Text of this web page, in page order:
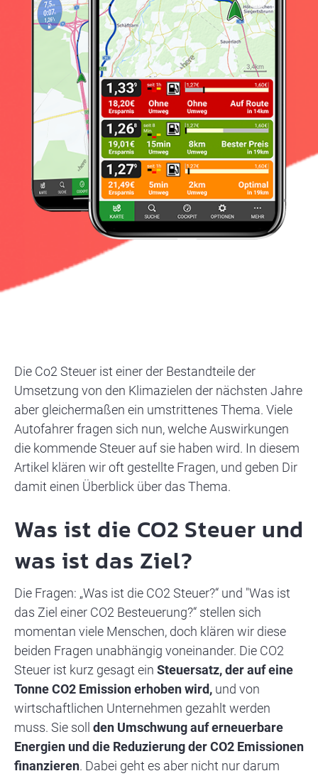
Die Co2 Steuer ist einer der Bestandteile der
Umsetzung von den Klimazielen der nächsten Jahre
aber gleichermaßen ein umstrittenes Thema. Viele
Autofahrer fragen sich nun, welche Auswirkungen
die kommende Steuer auf sie haben wird. In diesem
Artikel klären wir oft gestellte Fragen, und geben Dir
damit einen Überblick über das Thema.
Was ist die CO2 Steuer und
was ist das Ziel?
Die Fragen: „Was ist die CO2 Steuer?“ und "Was ist
das Ziel einer CO2 Besteuerung?“ stellen sich
momentan viele Menschen, doch klären wir diese
beiden Fragen unabhängig voneinander. Die CO2
Steuer ist kurz gesagt ein Steuersatz, der auf eine
Tonne CO2 Emission erhoben wird, und von
wirtschaftlichen Unternehmen gezahlt werden
muss. Sie soll den Umschwung auf erneuerbare
Energien und die Reduzierung der CO2 Emissionen
finanzieren. Dabei geht es aber nicht nur darum